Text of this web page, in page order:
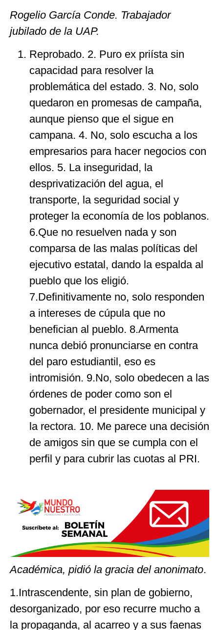
Rogelio García Conde. Trabajador
jubilado de la UAP.
Reprobado. 2. Puro ex priísta sin
capacidad para resolver la
problemática del estado. 3. No, solo
quedaron en promesas de campaña,
aunque pienso que el sigue en
campana. 4. No, solo escucha a los
empresarios para hacer negocios con
ellos. 5. La inseguridad, la
desprivatización del agua, el
transporte, la seguridad social y
proteger la economía de los poblanos.
6.Que no resuelven nada y son
comparsa de las malas políticas del
ejecutivo estatal, dando la espalda al
pueblo que los eligió.
7.Definitivamente no, solo responden
a intereses de cúpula que no
benefician al pueblo. 8.Armenta
nunca debió pronunciarse en contra
del paro estudiantil, eso es
intromisión. 9.No, solo obedecen a las
órdenes de poder como son el
gobernador, el presidente municipal y
la rectora. 10. Me parece una decisión
de amigos sin que se cumpla con el
perfil y para cubrir las cuotas al PRI.
Académica, pidió la gracia del anonimato.
1.Intrascendente, sin plan de gobierno,
desorganizado, por eso recurre mucho a
la propaganda, al acarreo y a sus faenas